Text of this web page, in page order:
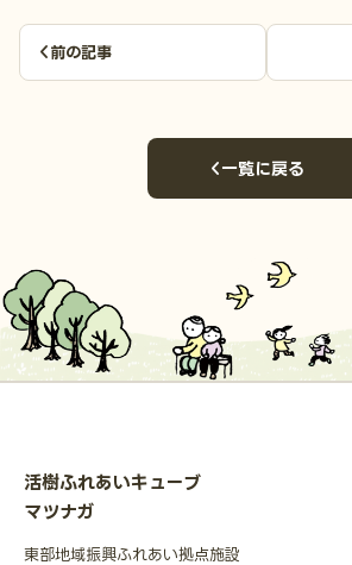
前の記事
一覧に戻る
活樹ふれあいキューブ
マツナガ
東部地域振興ふれあい拠点施設